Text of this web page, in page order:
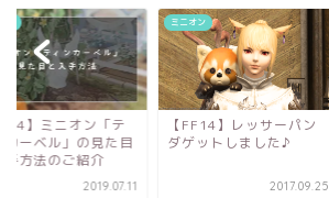
】レッサーパン
ットしました♪
2017.09.25
ミニオン
【FF14】ミニオン「ア
ルマジロ・ボーラー」の
2019.07.08